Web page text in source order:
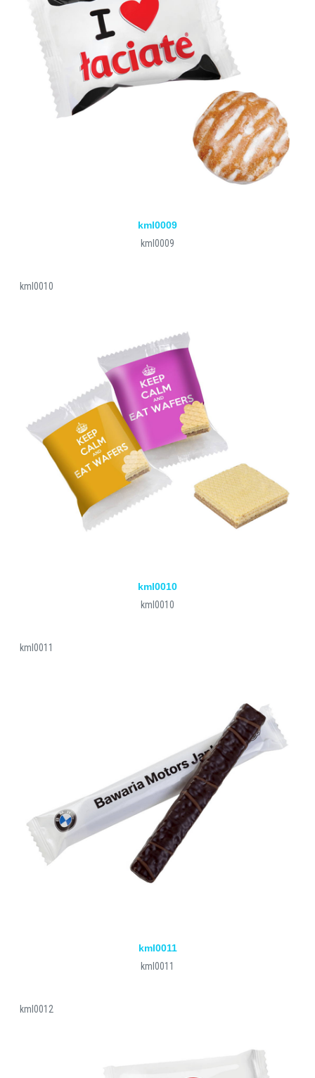
kml0009
kml0009
kml0010
kml0010
kml0010
kml0011
kml0011
kml0011
kml0012